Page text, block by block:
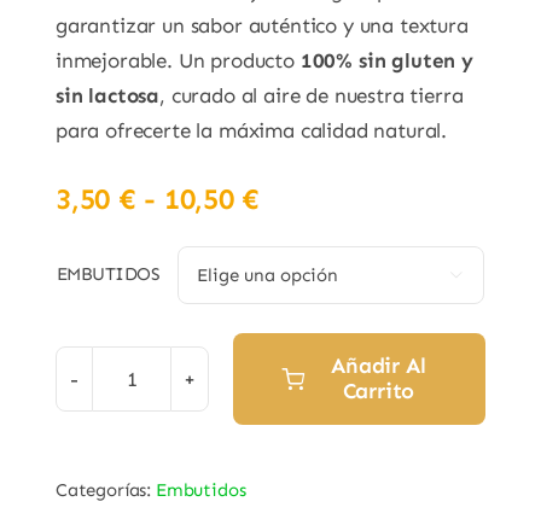
garantizar un sabor auténtico y una textura
inmejorable. Un producto 100% sin gluten y
sin lactosa, curado al aire de nuestra tierra
para ofrecerte la máxima calidad natural.
3,50 € - 10,50 €
precios:
desde
3,50 €
hasta
10,50 €
EMBUTIDOS
Salchichón
de
Añadir Al
Carrito
Categorías: Embutidos